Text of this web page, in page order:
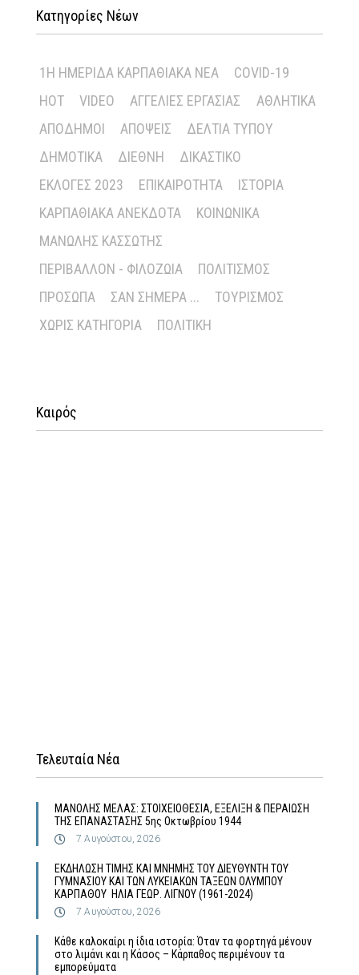
Κατηγορίες Νέων
1Η ΗΜΕΡΊΔΑ ΚΑΡΠΑΘΙΑΚΆ ΝΈΑ
COVID-19
HOT
VIDEO ΑΓΓΕΛΊΕΣ ΕΡΓΑΣΊΑΣ
ΑΘΛΗΤΙΚΆ
ΑΠΌΔΗΜΟΙ
ΑΠΌΨΕΙΣ
ΔΕΛΤΊΑ ΤΎΠΟΥ
ΔΗΜΟΤΙΚΆ
ΔΙΕΘΝΉ
ΔΙΚΑΣΤΙΚΌ
ΕΚΛΟΓΈΣ 2023
ΕΠΙΚΑΙΡΌΤΗΤΑ
ΙΣΤΟΡΊΑ
ΚΑΡΠΑΘΙΑΚΆ ΑΝΈΚΔΟΤΑ
ΚΟΙΝΩΝΙΚΆ
ΜΑΝΏΛΗΣ ΚΑΣΣΏΤΗΣ
ΠΕΡΙΒΆΛΛΟΝ - ΦΙΛΟΖΩΊΑ
ΠΟΛΙΤΙΣΜΌΣ
ΠΡΌΣΩΠΑ
ΣΑΝ ΣΉΜΕΡΑ ...
ΤΟΥΡΙΣΜΌΣ
ΧΩΡΊΣ ΚΑΤΗΓΟΡΊΑ
ΠΟΛΙΤΙΚΉ
Καιρός
Τελευταία Νέα
MΑΝΟΛΗΣ ΜΕΛΑΣ: ΣΤΟΙΧΕΙΟΘΕΣΙΑ, ΕΞΕΛΙΞΗ & ΠΕΡΑΙΩΣΗ
ΤΗΣ ΕΠΑΝΑΣΤΑΣΗΣ 5ης Οκτωβρίου 1944
7 Αυγούστου, 2026
ΕΚΔΗΛΩΣΗ ΤΙΜΗΣ ΚΑΙ ΜΝΗΜΗΣ ΤΟΥ ΔΙΕΥΘΥΝΤΗ ΤΟΥ
ΓΥΜΝΑΣΙΟΥ ΚΑΙ ΤΩΝ ΛΥΚΕΙΑΚΩΝ ΤΑΞΕΩΝ ΟΛΥΜΠΟΥ
ΚΑΡΠΑΘΟΥ ΗΛΙΑ ΓΕΩΡ. ΛΙΓΝΟΥ (1961-2024)
7 Αυγούστου, 2026
Κάθε καλοκαίρι η ίδια ιστορία: Όταν τα φορτηγά μένουν
στο λιμάνι και η Κάσος – Κάρπαθος περιμένουν τα
εμπορεύματα